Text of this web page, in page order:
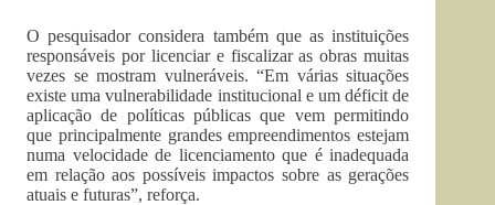
O pesquisador considera também que as instituições
responsáveis por licenciar e fiscalizar as obras muitas
vezes se mostram vulneráveis. “Em várias situações
existe uma vulnerabilidade institucional e um déficit de
aplicação de políticas públicas que vem permitindo
que principalmente grandes empreendimentos estejam
numa velocidade de licenciamento que é inadequada
em relação aos possíveis impactos sobre as gerações
atuais e futuras”, reforça.